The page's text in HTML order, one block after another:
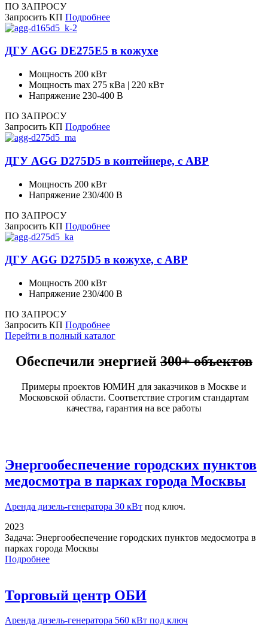
ПО ЗАПРОСУ
Запросить КП Подробнее
ДГУ AGG DE275E5 в кожухе
Мощность 200 кВт
Мощность max 275 кВа | 220 кВт
Напряжение 230-400 В
ПО ЗАПРОСУ
Запросить КП Подробнее
ДГУ AGG D275D5 в контейнере, с АВР
Мощность 200 кВт
Напряжение 230/400 В
ПО ЗАПРОСУ
Запросить КП Подробнее
ДГУ AGG D275D5 в кожухе, с АВР
Мощность 200 кВт
Напряжение 230/400 В
ПО ЗАПРОСУ
Запросить КП Подробнее
Перейти в полный каталог
Обеспечили энергией 300+ объектов
Примеры проектов ЮМИН для заказчиков в Москве и
Московской области. Соответствие строгим стандартам
качества, гарантия на все работы
Энергообеспечение городских пунктов
медосмотра в парках города Москвы
Аренда дизель-генератора 30 кВт под ключ.
2023
Задача: Энергообеспечение городских пунктов медосмотра в
парках города Москвы
Подробнее
Торговый центр ОБИ
Аренда дизель-генератора 560 кВт под ключ